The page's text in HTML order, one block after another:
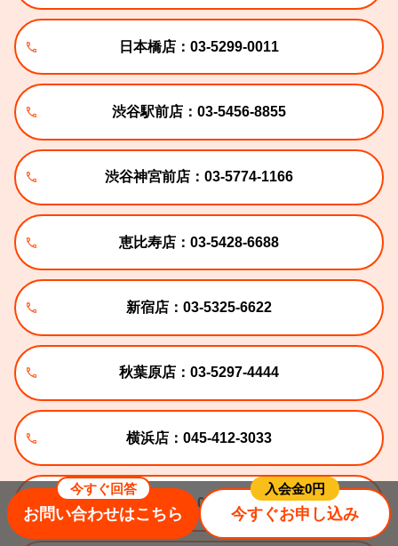
日本橋店：03-5299-0011
渋谷駅前店：03-5456-8855
渋谷神宮前店：03-5774-1166
恵比寿店：03-5428-6688
新宿店：03-5325-6622
秋葉原店：03-5297-4444
横浜店：045-412-3033
大阪梅田店：06-7664-1122
お問い合わせはこちら
今すぐ回答
今すぐお申し込み
⼊会⾦0円